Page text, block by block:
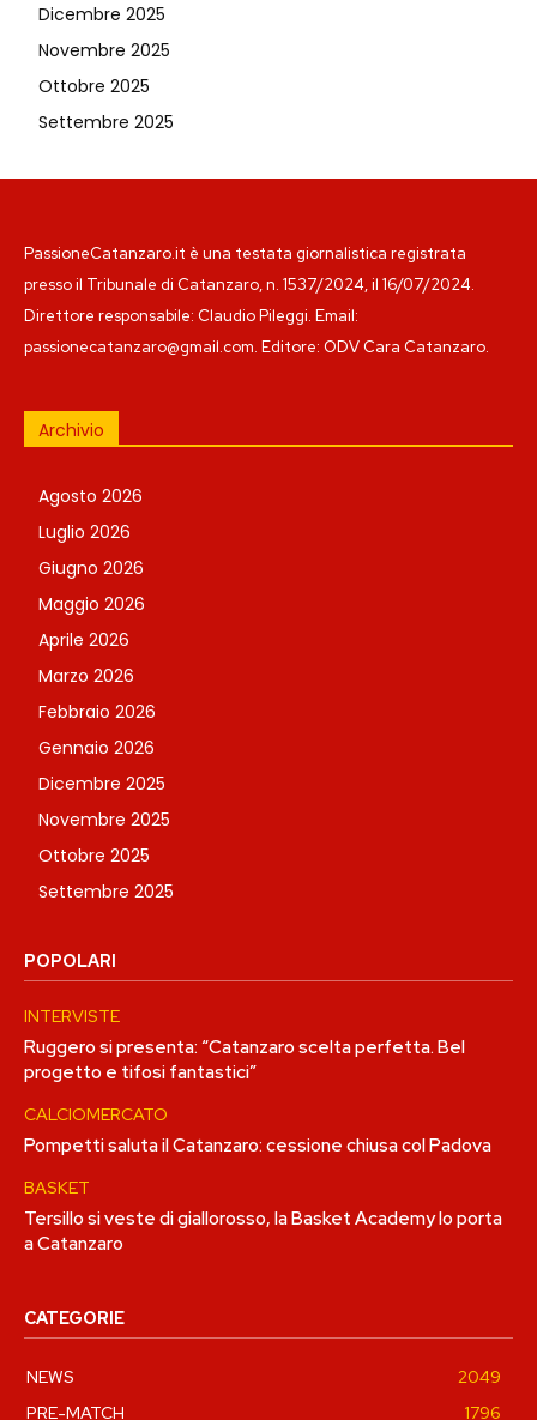
Dicembre 2025
Novembre 2025
Ottobre 2025
Settembre 2025
PassioneCatanzaro.it è una testata giornalistica registrata
presso il Tribunale di Catanzaro, n. 1537/2024, il 16/07/2024.
Direttore responsabile: Claudio Pileggi. Email:
passionecatanzaro@gmail.com. Editore: ODV Cara Catanzaro.
Archivio
Agosto 2026
Luglio 2026
Giugno 2026
Maggio 2026
Aprile 2026
Marzo 2026
Febbraio 2026
Gennaio 2026
Dicembre 2025
Novembre 2025
Ottobre 2025
Settembre 2025
POPOLARI
INTERVISTE
Ruggero si presenta: “Catanzaro scelta perfetta. Bel
progetto e tifosi fantastici”
CALCIOMERCATO
Pompetti saluta il Catanzaro: cessione chiusa col Padova
BASKET
Tersillo si veste di giallorosso, la Basket Academy lo porta
a Catanzaro
CATEGORIE
NEWS
2049
PRE-MATCH
1796